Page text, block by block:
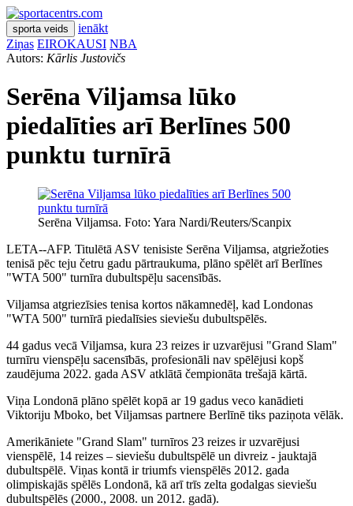
sporta veids
ienākt
Ziņas EIROKAUSI NBA
Autors: Kārlis Justovičs
Serēna Viljamsa lūko
piedalīties arī Berlīnes 500
punktu turnīrā
Serēna Viljamsa. Foto: Yara Nardi/Reuters/Scanpix
LETA--AFP. Titulētā ASV tenisiste Serēna Viljamsa, atgriežoties
tenisā pēc teju četru gadu pārtraukuma, plāno spēlēt arī Berlīnes
"WTA 500" turnīra dubultspēļu sacensībās.
Viljamsa atgriezīsies tenisa kortos nākamnedēļ, kad Londonas
"WTA 500" turnīrā piedalīsies sieviešu dubultspēlēs.
44 gadus vecā Viljamsa, kura 23 reizes ir uzvarējusi "Grand Slam"
turnīru vienspēļu sacensībās, profesionāli nav spēlējusi kopš
zaudējuma 2022. gada ASV atklātā čempionāta trešajā kārtā.
Viņa Londonā plāno spēlēt kopā ar 19 gadus veco kanādieti
Viktoriju Mboko, bet Viljamsas partnere Berlīnē tiks paziņota vēlāk.
Amerikāniete "Grand Slam" turnīros 23 reizes ir uzvarējusi
vienspēlē, 14 reizes – sieviešu dubultspēlē un divreiz - jauktajā
dubultspēlē. Viņas kontā ir triumfs vienspēlēs 2012. gada
olimpiskajās spēlēs Londonā, kā arī trīs zelta godalgas sieviešu
dubultspēlēs (2000., 2008. un 2012. gadā).